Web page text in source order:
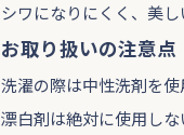
シワになりにくく、美し
お取り扱いの注意点
洗濯の際は中性洗剤を使
漂白剤は絶対に使用しな